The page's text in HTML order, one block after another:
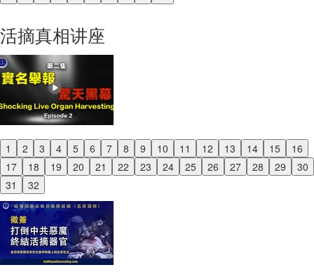
活摘真相讲座
1 2 3 4 5 6 7 8 9 10 11 12 13 14 15
16
17
18 19 20 21 22 23 24 25 26 27 28 29
30
31
32
Previous
Next